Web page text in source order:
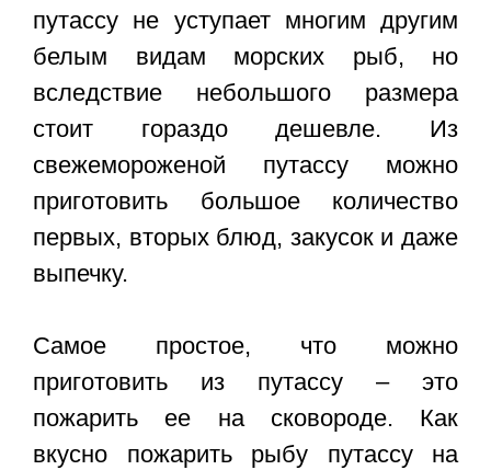
путассу не уступает многим другим
белым видам морских рыб, но
вследствие небольшого размера
стоит гораздо дешевле. Из
свежемороженой путассу можно
приготовить большое количество
первых, вторых блюд, закусок и даже
выпечку.
Самое простое, что можно
приготовить из путассу – это
пожарить ее на сковороде. Как
вкусно пожарить рыбу путассу на